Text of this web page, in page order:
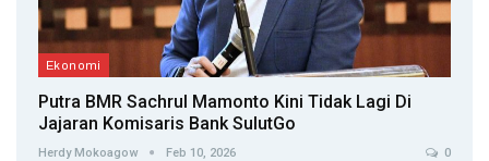
Ekonomi
Putra BMR Sachrul Mamonto Kini Tidak Lagi Di
Jajaran Komisaris Bank SulutGo
Herdy Mokoagow Feb 10, 2026 0